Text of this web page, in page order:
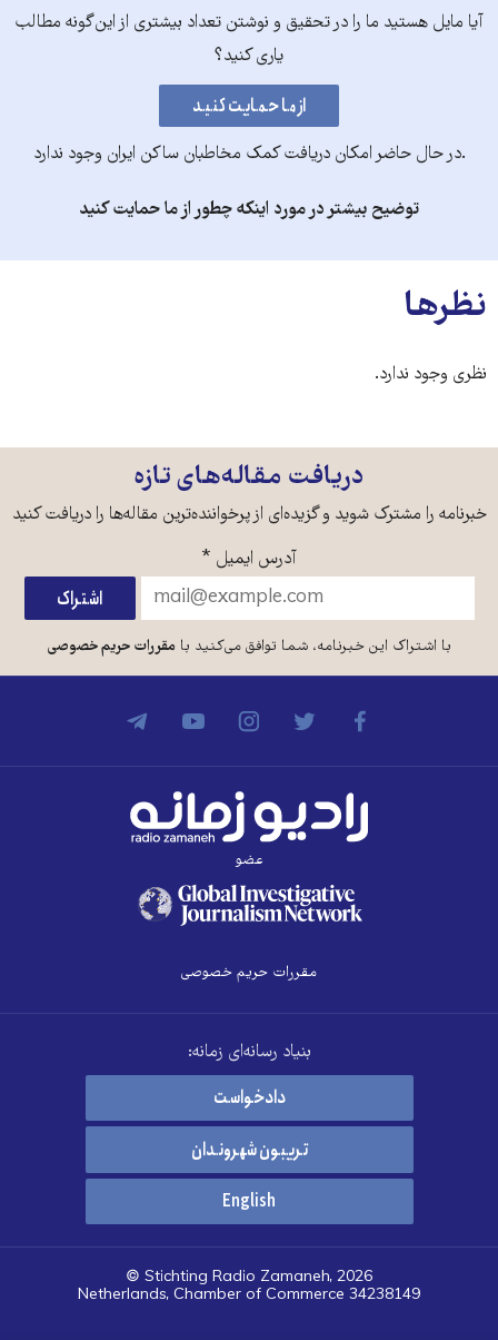
آیا مایل هستید ما را در تحقیق و نوشتن تعداد بیشتری از این‌گونه مطالب
یاری کنید؟
.در حال حاضر امکان دریافت کمک مخاطبان ساکن ایران وجود ندارد
توضیح بیشتر در مورد اینکه چطور از ما حمایت کنید
نظرها
نظری وجود ندارد.
دریافت مقاله‌های تازه
خبرنامه را مشترک شوید و گزیده‌ای از پرخواننده‌ترین مقاله‌ها را دریافت کنید
آدرس ایمیل *
با اشتراک این خبرنامه، شما توافق می‌کنید بامقررات حریم خصوصی
عضو
مقررات حریم خصوصی
بنیاد رسانه‌ای زمانه:
دادخواست
تریبون شهروندان
English
© Stichting Radio Zamaneh, 2026
Netherlands, Chamber of Commerce 34238149